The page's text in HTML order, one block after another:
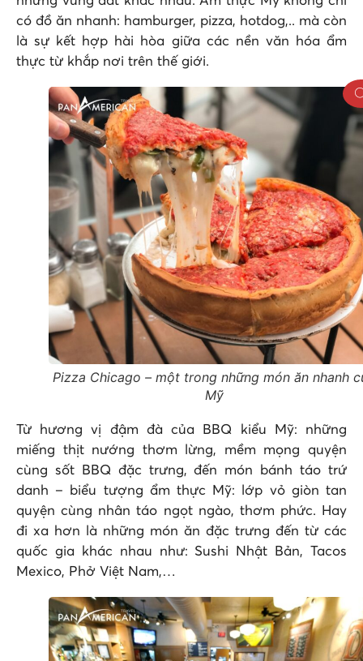
có đồ ăn nhanh: hamburger, pizza, hotdog,.. mà còn
là sự kết hợp hài hòa giữa các nền văn hóa ẩm
thực từ khắp nơi trên thế giới.
Pizza Chicago – một trong những món ăn nhanh
Mỹ
Từ hương vị đậm đà của BBQ kiểu Mỹ: những
miếng thịt nướng thơm lừng, mềm mọng quyện
cùng sốt BBQ đặc trưng, đến món bánh táo trứ
danh – biểu tượng ẩm thực Mỹ: lớp vỏ giòn tan
quyện cùng nhân táo ngọt ngào, thơm phức. Hay
đi xa hơn là những món ăn đặc trưng đến từ các
quốc gia khác nhau như: Sushi Nhật Bản, Tacos
Mexico, Phở Việt Nam,…